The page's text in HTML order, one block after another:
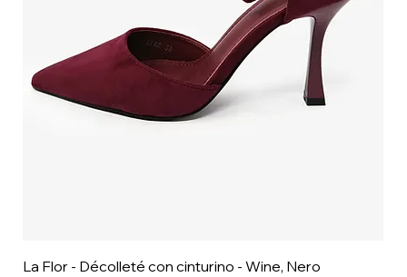
La Flor - Décolleté con cinturino - Wine, Nero